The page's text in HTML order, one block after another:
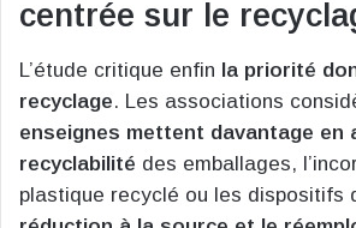
centrée sur le
L’étude critique enfin la priorité
recyclage. Les associations
enseignes mettent davantage en
recyclabilité des emballages,
plastique recyclé ou les dispositifs